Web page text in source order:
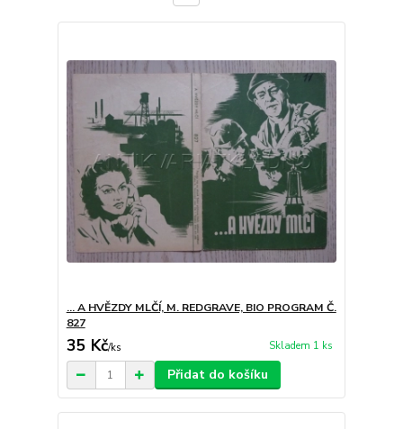
... A HVĚZDY MLČÍ, M. REDGRAVE, BIO PROGRAM Č.
827
35 Kč/ks Skladem 1 ks
Přidat do košíku